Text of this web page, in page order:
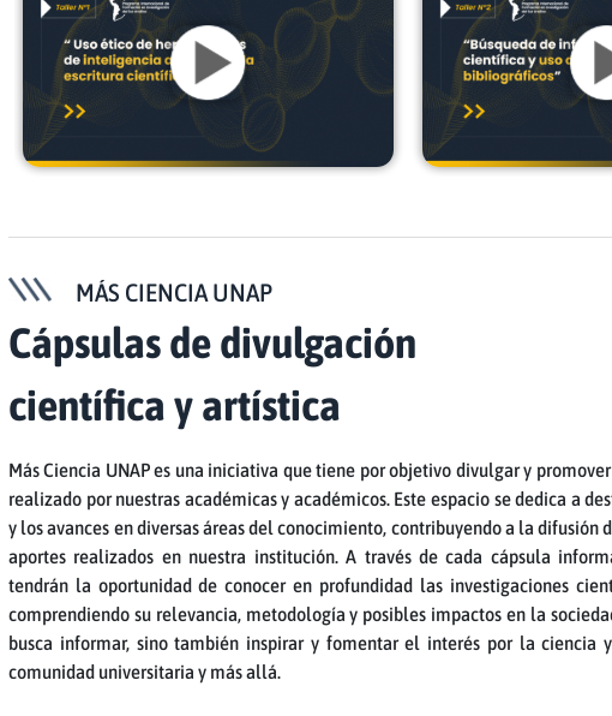
MÁS CIENCIA UNAP
Cápsulas de divulgación
científica y artística
Más Ciencia UNAP es una iniciativa que tiene por objetivo divulgar y
realizado por nuestras académicas y académicos. Este espacio se dedica a
y los avances en diversas áreas del conocimiento, contribuyendo a la difusión
aportes realizados en nuestra institución. A través de cada cápsula
tendrán la oportunidad de conocer en profundidad las investigaciones
comprendiendo su relevancia, metodología y posibles impactos en la
busca informar, sino también inspirar y fomentar el interés por la ciencia
comunidad universitaria y más allá.